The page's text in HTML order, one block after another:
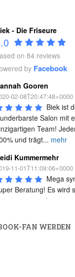
- Die Friseure
on 84 reviews
by Facebook
Gooren
02-08T20:47:48+0000
Biek ist
Salon mit
Team!
und trägt... mehr
Kummermehr
11-01T11:09:06+0000
Mega
Beratung! Es wird
genommen, auch wenn
Straub
FAN WERDEN